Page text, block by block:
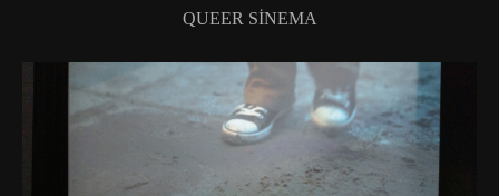
QUEER SINEMA